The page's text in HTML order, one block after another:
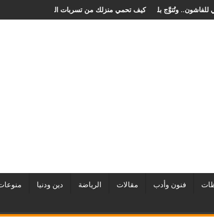
كيف تحمي منزلك من تسربات
الصخرة الدولي للفاشون.. وتُتوَّج بلقب أفضل مصممة أزياء لعام 2026
فنون وأدب مقالات الرياضة دين ودنيا